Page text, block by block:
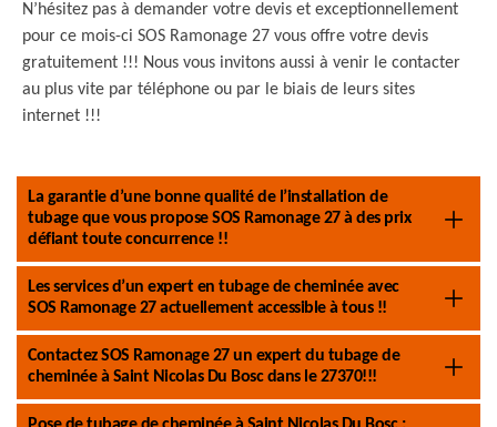
N’hésitez pas à demander votre devis et exceptionnellement
pour ce mois-ci SOS Ramonage 27 vous offre votre devis
gratuitement !!! Nous vous invitons aussi à venir le contacter
au plus vite par téléphone ou par le biais de leurs sites
internet !!!
La garantie d’une bonne qualité de l’installation de
tubage que vous propose SOS Ramonage 27 à des prix
défiant toute concurrence !!
Les services d’un expert en tubage de cheminée avec
SOS Ramonage 27 actuellement accessible à tous !!
Contactez SOS Ramonage 27 un expert du tubage de
cheminée à Saint Nicolas Du Bosc dans le 27370!!!